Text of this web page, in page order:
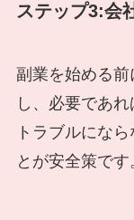
ステップ3:会
副業を始める
し、必要であ
トラブルにな
とが安全策です